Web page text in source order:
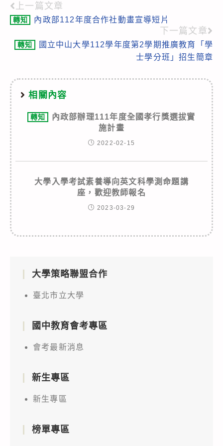
Read
more
articles
上一篇文章
轉知 內政部112年度合作社動畫宣導短片
下一篇文章
轉知
國立中山大學112學年度第2學期推廣教育「學
士學分班」招生簡章
相關內容
轉知
內政部辦理111年度全國孝行獎選拔實
施計畫
2022-02-15
大學入學考試素養導向英文科學測命題講
座，歡迎教師報名
2023-03-29
大學策略聯盟合作
臺北市立大學
國中教育會考專區
會考最新消息
新生專區
新生專區
榜單專區